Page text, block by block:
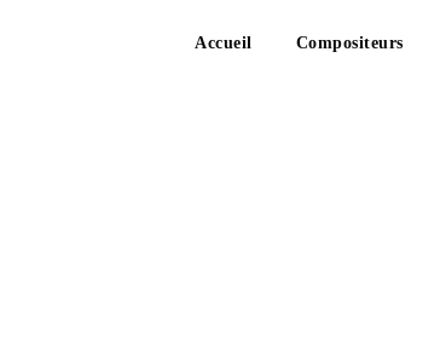
Accueil Compositeurs